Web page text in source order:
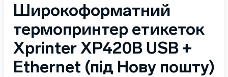
Широкоформатний
термопринтер етикеток
Xprinter XP420B USB +
Ethernet (під Нову пошту)